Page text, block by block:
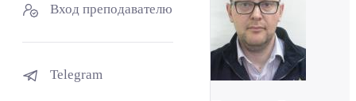
Вход преподавателю
Telegram